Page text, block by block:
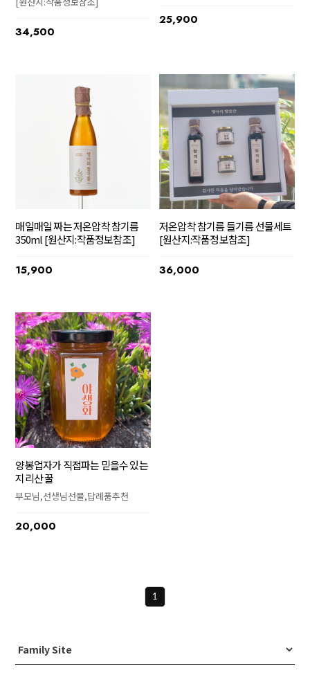
34,500
25,900
매일매일 짜는 저온압착 참기름
350ml [원산지:작품정보참조]
15,900
저온압착 참기름 들기름 선물세트
[원산지:작품정보참조]
36,000
양봉업자가 직접파는 믿을수 있는
지리산 꿀
부모님,선생님선물,답례품추천
20,000
1